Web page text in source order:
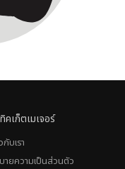
คเก็ตเมเจอร์
กับเรา
ายความเป็นส่วนตัว